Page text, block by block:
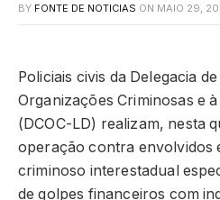
BY FONTE DE NOTICIAS ON MAIO 29,
Policiais civis da Delegacia
Organizações Criminosas e
(DCOC-LD) realizam, nesta
operação contra envolvidos
criminoso interestadual
de golpes financeiros com